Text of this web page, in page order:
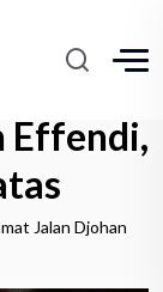
Effendi,
Jalan Djohan